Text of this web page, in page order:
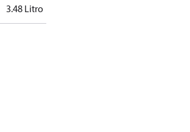
3.48 Litro